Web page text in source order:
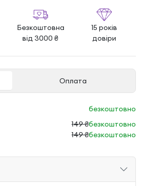
Безкоштовна
від 3000 ₴
15 років
довіри
Оплата
безкоштовно
149 ₴безкоштовно
149 ₴безкоштовно